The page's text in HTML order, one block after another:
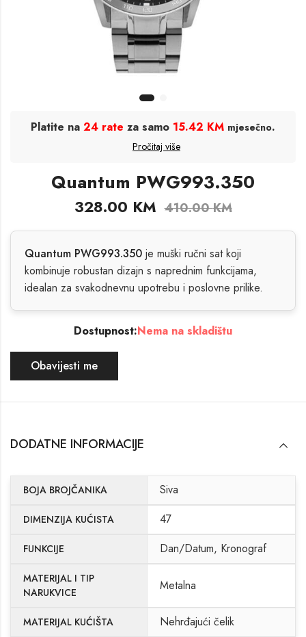
Platite na 24 rate za samo 15.42 KM mjesečno.
Pročitaj više
Quantum PWG993.350
328.00 KM 410.00KM
Quantum PWG993.350 je muški ručni sat koji
kombinuje robustan dizajn s naprednim funkcijama,
idealan za svakodnevnu upotrebu i poslovne prilike.
Dostupnost:Nema na skladištu
Obavijesti me
DODATNE INFORMACIJE
BOJA BROJČANIKA Siva
DIMENZIJA KUĆISTA 47
FUNKCIJE Dan/Datum, Kronograf
MATERIJAL I TIP
NARUKVICE
Metalna
MATERIJAL KUĆIŠTA Nehrđajući čelik